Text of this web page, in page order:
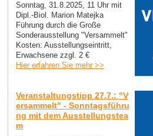
Sonntag, 31.8.2025, 11 Uhr mit
Dipl.-Biol. Marion Matejka
Führung durch die Große
Sonderausstellung "Versammelt"
Kosten: Ausstellungseintritt,
Erwachsene zzgl. 2 €
Hier erfahren Sie mehr >>
Veranstaltungstipp 27.7.: "V
ersammelt" - Sonntagsführu
ng mit dem Ausstellungstea
m